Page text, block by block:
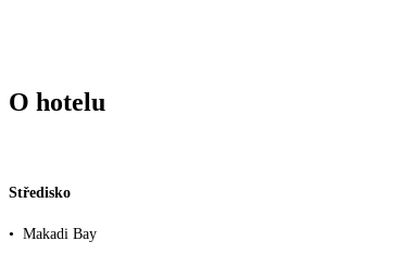
O hotelu
Středisko
• Makadi Bay